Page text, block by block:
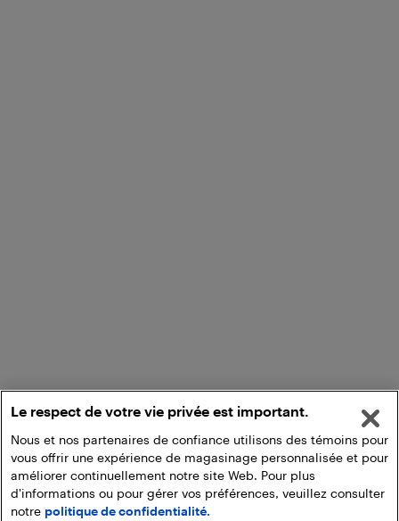
Ajouter au panier
Le respect de votre vie privée est important.
Nous et nos partenaires de confiance utilisons des témoins pour
vous offrir une expérience de magasinage personnalisée et pour
améliorer continuellement notre site Web. Pour plus
d'informations ou pour gérer vos préférences, veuillez consulter
notre politique de confidentialité.